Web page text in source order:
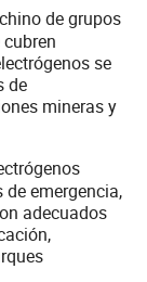
de grupos
se
de
mineras y
emergencia,
adecuados